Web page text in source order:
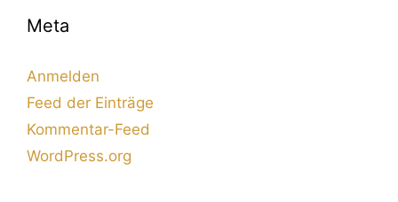
Meta
Anmelden
Feed der Einträge
Kommentar-Feed
WordPress.org